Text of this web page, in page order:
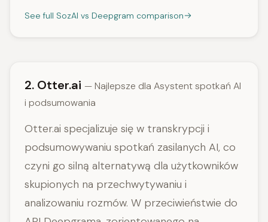
See full SozAI vs Deepgram comparison
2. Otter.ai — Najlepsze dla Asystent spotkań AI
i podsumowania
Otter.ai specjalizuje się w transkrypcji i
podsumowywaniu spotkań zasilanych AI, co
czyni go silną alternatywą dla użytkowników
skupionych na przechwytywaniu i
analizowaniu rozmów. W przeciwieństwie do